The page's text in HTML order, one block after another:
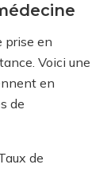
prise en
Voici une
en
de
de